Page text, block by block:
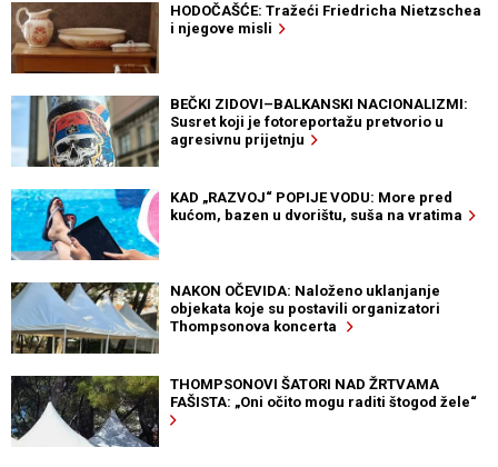
HODOČAŠĆE: Tražeći Friedricha Nietzschea
i njegove misli
BEČKI ZIDOVI–BALKANSKI NACIONALIZMI:
Susret koji je fotoreportažu pretvorio u
agresivnu prijetnju
KAD „RAZVOJ“ POPIJE VODU: More pred
kućom, bazen u dvorištu, suša na vratima
NAKON OČEVIDA: Naloženo uklanjanje
objekata koje su postavili organizatori
Thompsonova koncerta
THOMPSONOVI ŠATORI NAD ŽRTVAMA
FAŠISTA: „Oni očito mogu raditi štogod žele“